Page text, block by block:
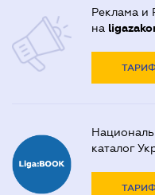
Реклама и
на
каталог